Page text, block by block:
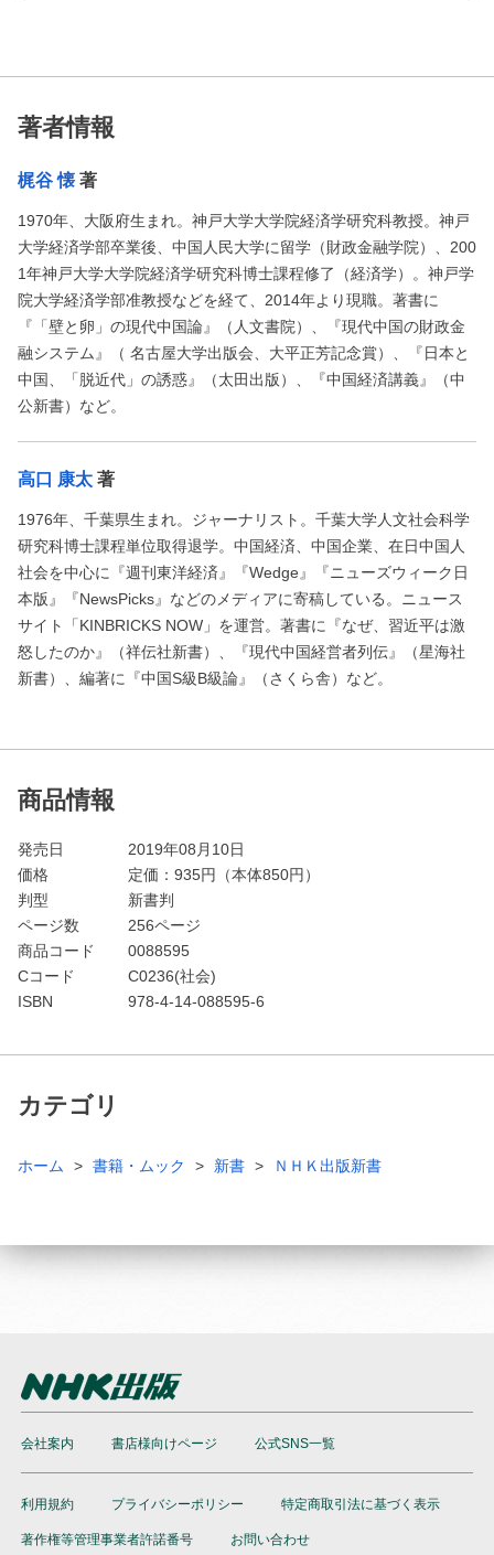
著者情報
梶谷 懐著
1970年、大阪府生まれ。神戸大学大学院経済学研究科教授。神戸
大学経済学部卒業後、中国人民大学に留学（財政金融学院）、200
1年神戸大学大学院経済学研究科博士課程修了（経済学）。神戸学
院大学経済学部准教授などを経て、2014年より現職。著書に
『「壁と卵」の現代中国論』（人文書院）、『現代中国の財政金
融システム』（ 名古屋大学出版会、大平正芳記念賞）、『日本と
中国、「脱近代」の誘惑』（太田出版）、『中国経済講義』（中
公新書）など。
高口 康太 著
1976年、千葉県生まれ。ジャーナリスト。千葉大学人文社会科学
研究科博士課程単位取得退学。中国経済、中国企業、在日中国人
社会を中心に『週刊東洋経済』『Wedge』『ニューズウィーク日
本版』『NewsPicks』などのメディアに寄稿している。ニュース
サイト「KINBRICKS NOW」を運営。著書に『なぜ、習近平は激
怒したのか』（祥伝社新書）、『現代中国経営者列伝』（星海社
新書）、編著に『中国S級B級論』（さくら舎）など。
商品情報
発売日
2019年08月10日
価格
定価： 935円（本体850円）
判型
新書判
ページ数
256ページ
商品コード
0088595
Cコード
C0236(社会)
ISBN
978-4-14-088595-6
カテゴリ
ホーム 書籍・ムック 新書 ＮＨＫ出版新書
会社案内 書店様向けページ 公式SNS一覧
利用規約 プライバシーポリシー 特定商取引法に基づく表示
著作権等管理事業者許諾番号 お問い合わせ